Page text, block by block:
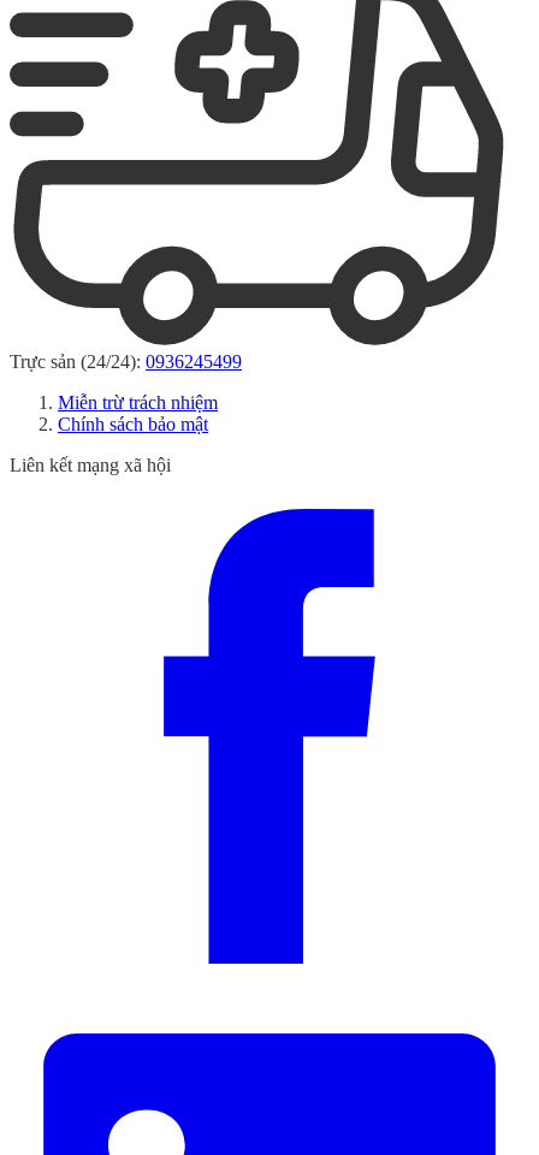
Trực sản (24/24): 0936245499
Miễn trừ trách nhiệm
Chính sách bảo mật
Liên kết mạng xã hội